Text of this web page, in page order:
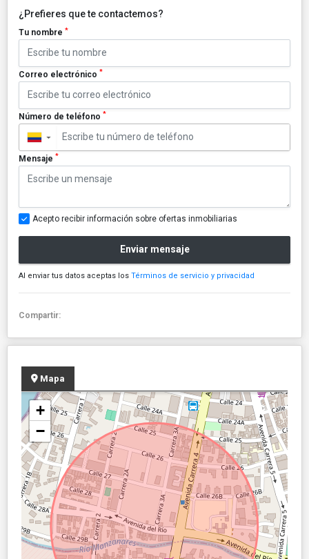
¿Prefieres que te contactemos?
Tu nombre *
Correo electrónico *
Número de teléfono *
▼
Mensaje *
Acepto recibir información sobre ofertas inmobiliarias
Enviar mensaje
Al enviar tus datos aceptas los Términos de servicio y privacidad
Compartir:
Mapa
+
−